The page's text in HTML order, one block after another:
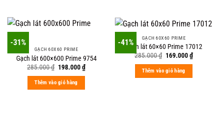
-31%
GẠCH 60X60 PRIME
Gạch lát 600×600 Prime 9754
285.000₫ Original
was:
285.000 ₫.
198.000₫Current
price
Thêm vào giỏ hàng
-41% GẠCH 60X60 PRIME
Gạch lát 60×60 Prime 17012
285.000₫ Original
was:
285.000 ₫.
169.000₫Current
price
Thêm vào giỏ hàng